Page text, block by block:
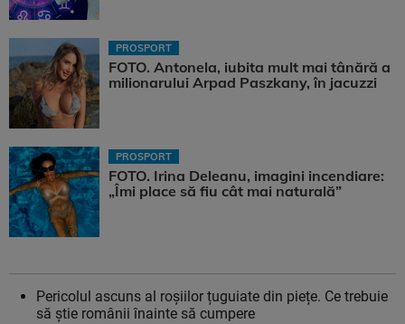
PROSPORT
FOTO. Antonela, iubita mult mai tânără a
milionarului Arpad Paszkany, în jacuzzi
PROSPORT
FOTO. Irina Deleanu, imagini incendiare:
„Îmi place să fiu cât mai naturală”
Pericolul ascuns al roșiilor țuguiate din piețe. Ce trebuie
să știe românii înainte să cumpere